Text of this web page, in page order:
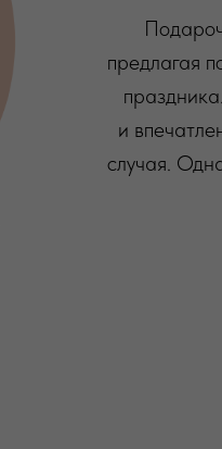
предлагая
и
случая.